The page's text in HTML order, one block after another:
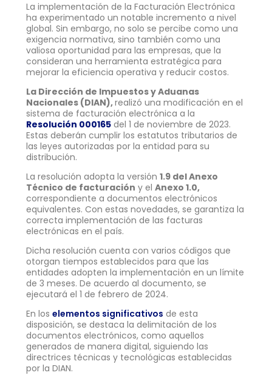
La implementación de la Facturación Electrónica
ha experimentado un notable incremento a nivel
global. Sin embargo, no solo se percibe como una
exigencia normativa, sino también como una
valiosa oportunidad para las empresas, que la
consideran una herramienta estratégica para
mejorar la eficiencia operativa y reducir costos.
La Dirección de Impuestos y Aduanas
Nacionales (DIAN),realizó una modificación en el
sistema de facturación electrónica a la
Resolución 000165 del 1 de noviembre de 2023.
Estas deberán cumplir los estatutos tributarios de
las leyes autorizadas por la entidad para su
distribución.
La resolución adopta la versión 1.9 del Anexo
Técnico de facturación y el Anexo 1.0,
correspondiente a documentos electrónicos
equivalentes. Con estas novedades, se garantiza la
correcta implementación de las facturas
electrónicas en el país.
Dicha resolución cuenta con varios códigos que
otorgan tiempos establecidos para que las
entidades adopten la implementación en un límite
de 3 meses. De acuerdo al documento, se
ejecutará el 1 de febrero de 2024.
En los elementos significativos de esta
disposición, se destaca la delimitación de los
documentos electrónicos, como aquellos
generados de manera digital, siguiendo las
directrices técnicas y tecnológicas establecidas
por la DIAN.